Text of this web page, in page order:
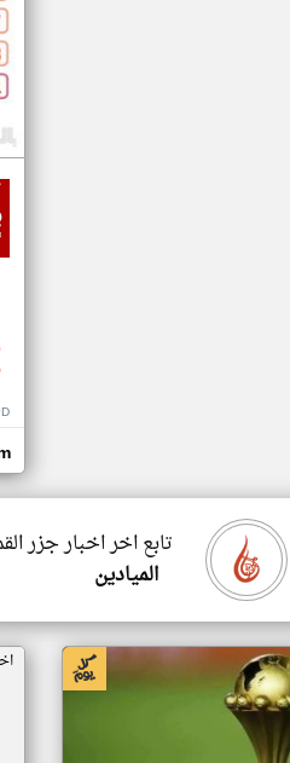
تابع اخر اخبار جزر
الميادين